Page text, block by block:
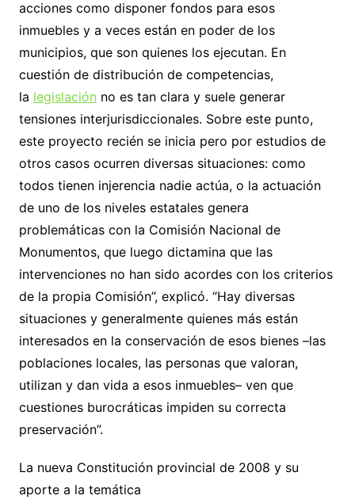
acciones como disponer fondos para esos
inmuebles y a veces están en poder de los
municipios, que son quienes los ejecutan. En
cuestión de distribución de competencias,
la legislación no es tan clara y suele generar
tensiones interjurisdiccionales. Sobre este punto,
este proyecto recién se inicia pero por estudios de
otros casos ocurren diversas situaciones: como
todos tienen injerencia nadie actúa, o la actuación
de uno de los niveles estatales genera
problemáticas con la Comisión Nacional de
Monumentos, que luego dictamina que las
intervenciones no han sido acordes con los criterios
de la propia Comisión”, explicó. “Hay diversas
situaciones y generalmente quienes más están
interesados en la conservación de esos bienes –las
poblaciones locales, las personas que valoran,
utilizan y dan vida a esos inmuebles– ven que
cuestiones burocráticas impiden su correcta
preservación”.
La nueva Constitución provincial de 2008 y su
aporte a la temática